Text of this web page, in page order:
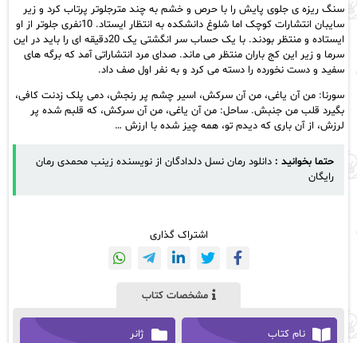
سنگ ریزه ی جلوی پایش را با حرص و خشم به چند مترجلوتر پرتاب کرد و زیر
سایبان انتشارات کوچک اما شلوغ دانشکده به انتظار ایستاد. 10نفری جلوتر از او
ایستاده و منتظر بودند. با یک حساب سر انگشتی یک 20دقیقه ای را باید در این
سرما و زیر این کج باران منتظر می ماند. صدای مرد انتشاراتی آمد که برگه های
سفید و دست نخورده را دسته می کرد و به نفر اول صف داد.
سورنا: من آن یاغی، من آن سرکش، اسیر چشم پر رنجش، دمی پلک زدنت کافی،
بگیرد قلب من جنبش. ساحل: من آن یاغی، من آن سرکش، که قلبم شده پر
لرزش، از آن باری که دیدم تو، همه چیز شده با ارزش …
حتما بخوانید : دانلود رمان نسل دلدادگان از نویسنده زینب محمدی رمان
رایگان
اشتراک گذاری
مشخصات کتاب
نام کتاب ژانر